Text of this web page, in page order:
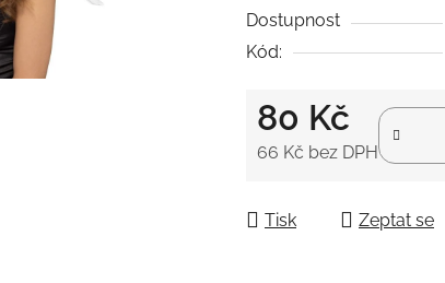
z
5
Dostupnost
Kód:
80 Kč
66 Kč bez DPH
Tisk Zeptat se